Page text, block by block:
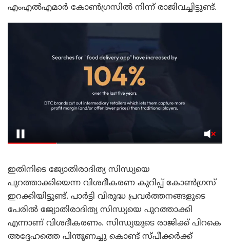
എംഎല്‍എമാര്‍ കോണ്‍ഗ്രസില്‍ നിന്ന് രാജിവച്ചിട്ടുണ്ട്.
ഇതിനിടെ ജ്യോതിരാദിത്യ സിന്ധ്യയെ
പുറത്താക്കിയെന്ന വിശദീകരണ കുറിപ്പ് കോണ്‍ഗ്രസ്
ഇറക്കിയിട്ടുണ്ട്. പാര്‍ട്ടി വിരുദ്ധ പ്രവര്‍ത്തനങ്ങളുടെ
പേരില്‍ ജ്യോതിരാദിത്യ സിന്ധ്യയെ പുറത്താക്കി
എന്നാണ് വിശദീകരണം. സിന്ധ്യയുടെ രാജിക്ക് പിറകെ
അദ്ദേഹത്തെ പിന്തുണച്ചു കൊണ്ട് സ്പീക്കര്‍ക്ക്